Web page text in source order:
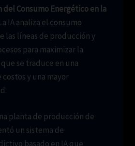
del Consumo Energético en la
La IA analiza el consumo
las líneas de producción y
para maximizar la
se traduce en una
y una mayor
planta de producción de
un sistema de
basado en IA que